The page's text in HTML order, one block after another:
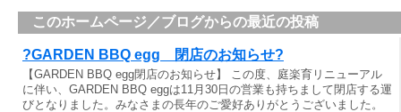
このホームページ／ブログからの最近の投稿
?GARDEN BBQ egg 閉店のお知らせ?
【GARDEN BBQ egg閉店のお知らせ】 この度、庭楽育リニューアル
に伴い、GARDEN BBQ eggは11月30日の営業も持ちまして閉店する運
びとなりました。みなさまの長年のご愛好ありがとうございました。